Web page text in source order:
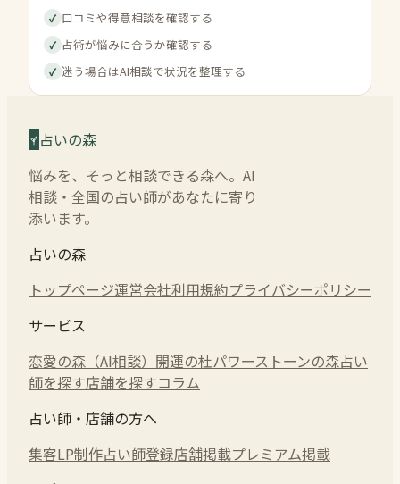
✓ 口コミや得意相談を確認する
✓ 占術が悩みに合うか確認する
✓ 迷う場合はAI相談で状況を整理する
占いの森
悩みを、そっと相談できる森へ。AI
相談・全国の占い師があなたに寄り
添います。
占いの森
トップページ運営会社利用規約プライバシーポリシー
サービス
恋愛の森（AI相談） 開運の杜パワーストーンの森占い
師を探す店舗を探すコラム
占い師・店舗の方へ
集客LP制作占い師登録店舗掲載プレミアム掲載